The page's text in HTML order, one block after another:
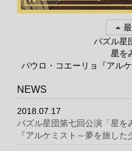
パズル星
星を
パウロ・コエーリョ『アル
NEWS
2018.07.17
パズル星団第七回公演「星
『アルケミスト～夢を旅し